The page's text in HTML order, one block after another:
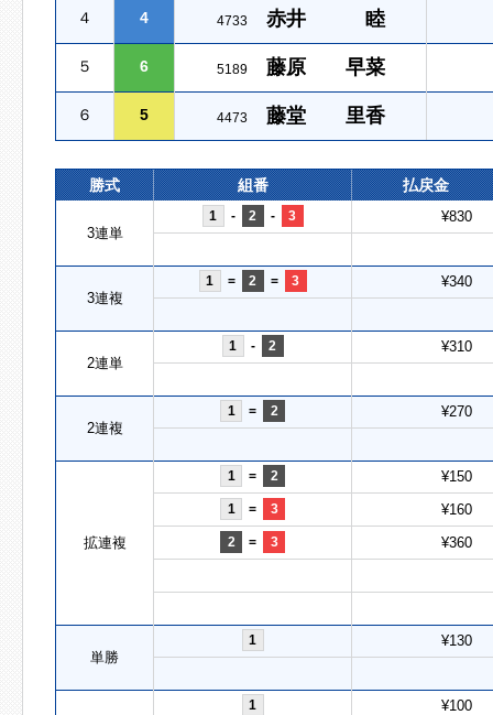
４ 4 4733 赤井 睦
５ 6 5189 藤原 早菜
６ 5 4473 藤堂 里香
勝式 組番 払戻金
3連単
1 - 2 - 3 ¥830
3連複
1 = 2 = 3 ¥340
2連単
1 - 2 ¥310
2連複
1 = 2 ¥270
拡連複
1 = 2 ¥150
1 = 3 ¥160
2 = 3 ¥360
単勝
1 ¥130
1 ¥100